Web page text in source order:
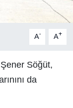
A- A+
Söğüt,
da